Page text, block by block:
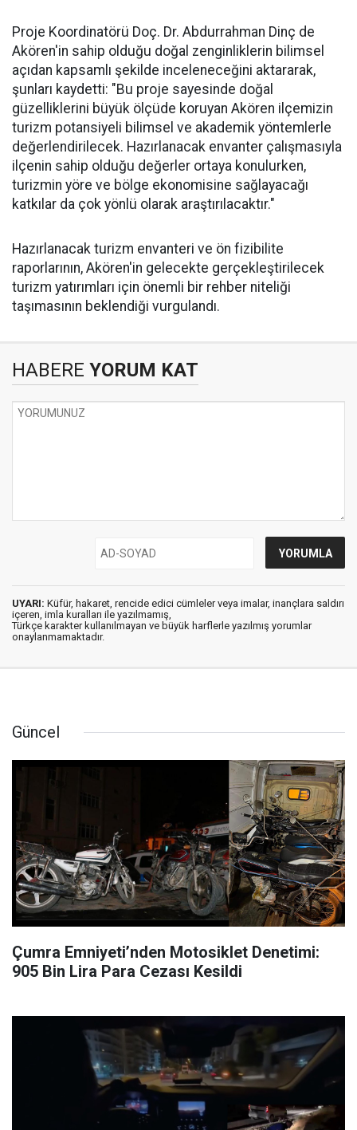
Proje Koordinatörü Doç. Dr. Abdurrahman Dinç de
Akören'in sahip olduğu doğal zenginliklerin bilimsel
açıdan kapsamlı şekilde inceleneceğini aktararak,
şunları kaydetti: "Bu proje sayesinde doğal
güzelliklerini büyük ölçüde koruyan Akören ilçemizin
turizm potansiyeli bilimsel ve akademik yöntemlerle
değerlendirilecek. Hazırlanacak envanter çalışmasıyla
ilçenin sahip olduğu değerler ortaya konulurken,
turizmin yöre ve bölge ekonomisine sağlayacağı
katkılar da çok yönlü olarak araştırılacaktır."
Hazırlanacak turizm envanteri ve ön fizibilite
raporlarının, Akören'in gelecekte gerçekleştirilecek
turizm yatırımları için önemli bir rehber niteliği
taşımasının beklendiği vurgulandı.
HABERE YORUM KAT
UYARI: Küfür, hakaret, rencide edici cümleler veya imalar, inançlara saldırı
içeren, imla kuralları ile yazılmamış,
Türkçe karakter kullanılmayan ve büyük harflerle yazılmış yorumlar
onaylanmamaktadır.
Güncel
Çumra Emniyeti’nden Motosiklet Denetimi:
905 Bin Lira Para Cezası Kesildi